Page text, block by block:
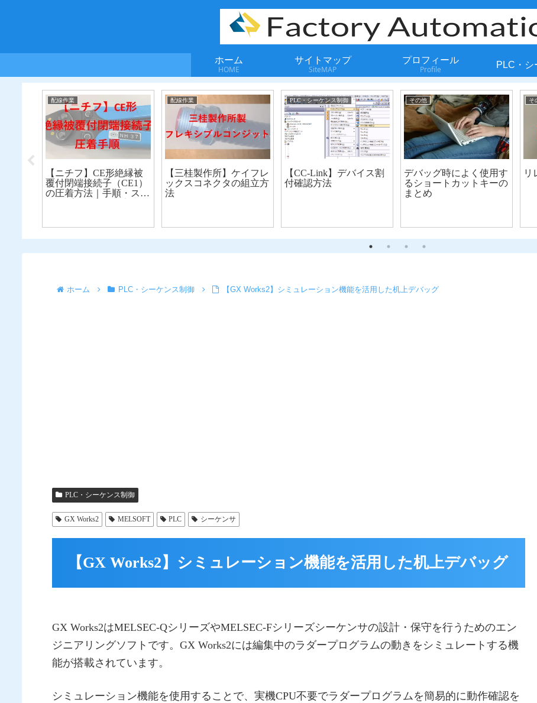
ホーム
HOME
サイトマップ
SiteMAP
プロフィール
Profile
PLC・シ
配線作業
【ニチフ】CE形絶縁被
覆付閉端接続子（CE1）
の圧着方法｜手順・スト
配線作業
【三桂製作所】ケイフレ
ックスコネクタの組立方
法
PLC・シーケンス制御
【CC-Link】デバイス割
付確認方法
その他
デバッグ時によく使用す
るショートカットキーの
まとめ
そ
リ
ホーム PLC・シーケンス制御 【GX Works2】シミュレーション機能を活用した机上デバッグ
PLC・シーケンス制御
GX Works2 MELSOFT PLC シーケンサ
【GX Works2】シミュレーション機能を活用した机上デバッグ
GX Works2はMELSEC-QシリーズやMELSEC-Fシリーズシーケンサの設計・保守を行うためのエン
ジニアリングソフトです。GX Works2には編集中のラダープログラムの動きをシミュレートする機
能が搭載されています。
シミュレーション機能を使用することで、実機CPU不要でラダープログラムを簡易的に動作確認を